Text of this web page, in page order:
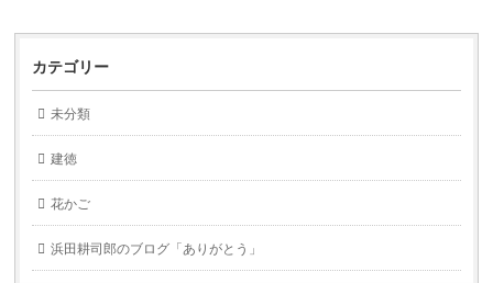
カテゴリー
未分類
建徳
花かご
浜田耕司郎のブログ「ありがとう」